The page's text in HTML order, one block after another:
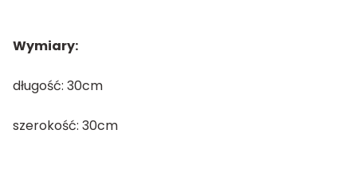
Wymiary:
długość: 30cm
szerokość: 30cm